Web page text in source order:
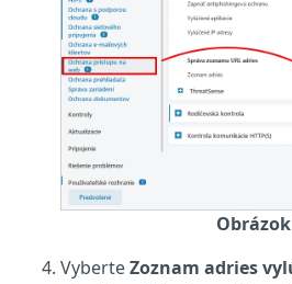
Obrázok
VyberteZoznam adries